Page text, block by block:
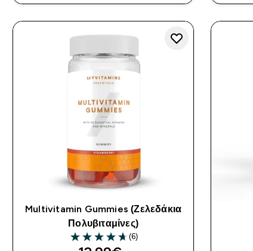
Multivitamin Gummies (Ζελεδάκια
Πολυβιταμίνες)
4.67 out of 5 stars
(6)